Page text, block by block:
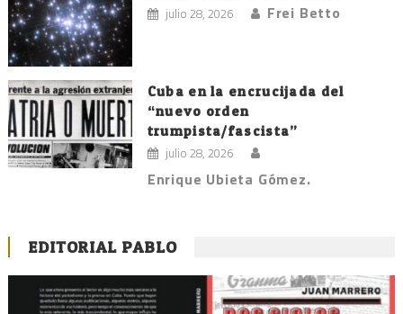
julio 28, 2026 Frei Betto
Cuba en la encrucijada del
“nuevo orden
trumpista/fascista”
julio 28, 2026
Enrique Ubieta Gómez.
EDITORIAL PABLO